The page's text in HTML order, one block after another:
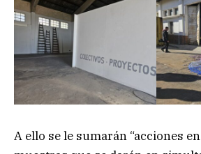
A ello se le sumarán “acciones